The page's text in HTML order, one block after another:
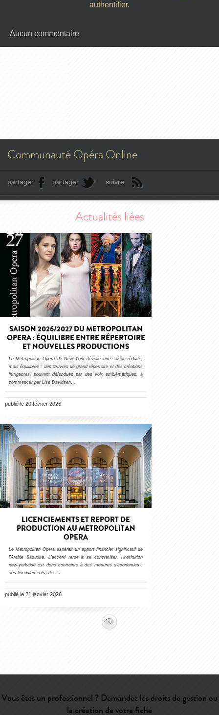
authentifier.
Aucun commentaire
Communauté Opéra Online
partager partager suivre
Actualités liées
SAISON 2026/2027 DU METROPOLITAN
OPERA : ÉQUILIBRE ENTRE RÉPERTOIRE
ET NOUVELLES PRODUCTIONS
Le Metropolitan Opera de New York dévoile une saison réduite,
mais équilibrée : des œuvres de grand répertoire et des créations
intrigantes, souvent défendues par des voix emblématiques, à
commencer par Lise Davidsen…
publié le 20 février 2026
LICENCIEMENTS ET REPORT DE
PRODUCTION AU METROPOLITAN
OPERA
Le Metropolitan Opera espérait un apport financier significatif de
l’Arabie Saoudite. L’accord tarde à se concrétiser, l’institution
new-yorkaise est donc contrainte à des mesures d’économies :
des licenciements, des …
publié le 21 janvier 2026
Vous êtes un professionnel ? Demandez les droits de gestion ou
la création de votre fiche